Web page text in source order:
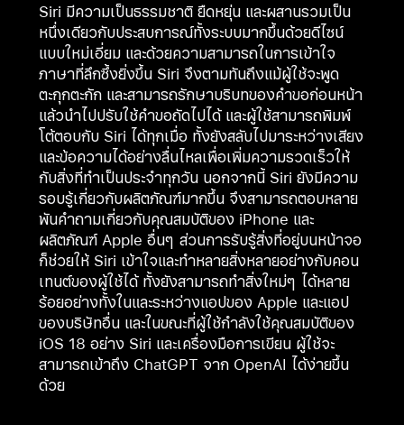
Siri มีความเป็นธรรมชาติ ยืดหยุ่น และผสานรวมเป็น
หนึ่งเดียวกับประสบการณ์ทั้งระบบมากขึ้นด้วยดีไซน์
แบบใหม่เอี่ยม และด้วยความสามารถในการเข้าใจ
ภาษาที่ลึกซึ้งยิ่งขึ้น Siri จึงตามทันถึงแม้ผู้ใช้จะพูด
ตะกุกตะกัก และสามารถรักษาบริบทของคำขอก่อนหน้า
แล้วนำไปปรับใช้คำขอถัดไปได้ และผู้ใช้สามารถพิมพ์
โต้ตอบกับ Siri ได้ทุกเมื่อ ทั้งยังสลับไปมาระหว่างเสียง
และข้อความได้อย่างลื่นไหลเพื่อเพิ่มความรวดเร็วให้
กับสิ่งที่ทำเป็นประจำทุกวัน นอกจากนี้ Siri ยังมีความ
รอบรู้เกี่ยวกับผลิตภัณฑ์มากขึ้น จึงสามารถตอบหลาย
พันคำถามเกี่ยวกับคุณสมบัติของ iPhone และ
ผลิตภัณฑ์ Apple อื่นๆ ส่วนการรับรู้สิ่งที่อยู่บนหน้าจอ
ก็ช่วยให้ Siri เข้าใจและทำหลายสิ่งหลายอย่างกับคอน
เทนต์ของผู้ใช้ได้ ทั้งยังสามารถทำสิ่งใหม่ๆ ได้หลาย
ร้อยอย่างทั้งในและระหว่างแอปของ Apple และแอป
ของบริษัทอื่น และในขณะที่ผู้ใช้กำลังใช้คุณสมบัติของ
iOS 18 อย่าง Siri และเครื่องมือการเขียน ผู้ใช้จะ
สามารถเข้าถึง ChatGPT จาก OpenAI ได้ง่ายขึ้น
ด้วย